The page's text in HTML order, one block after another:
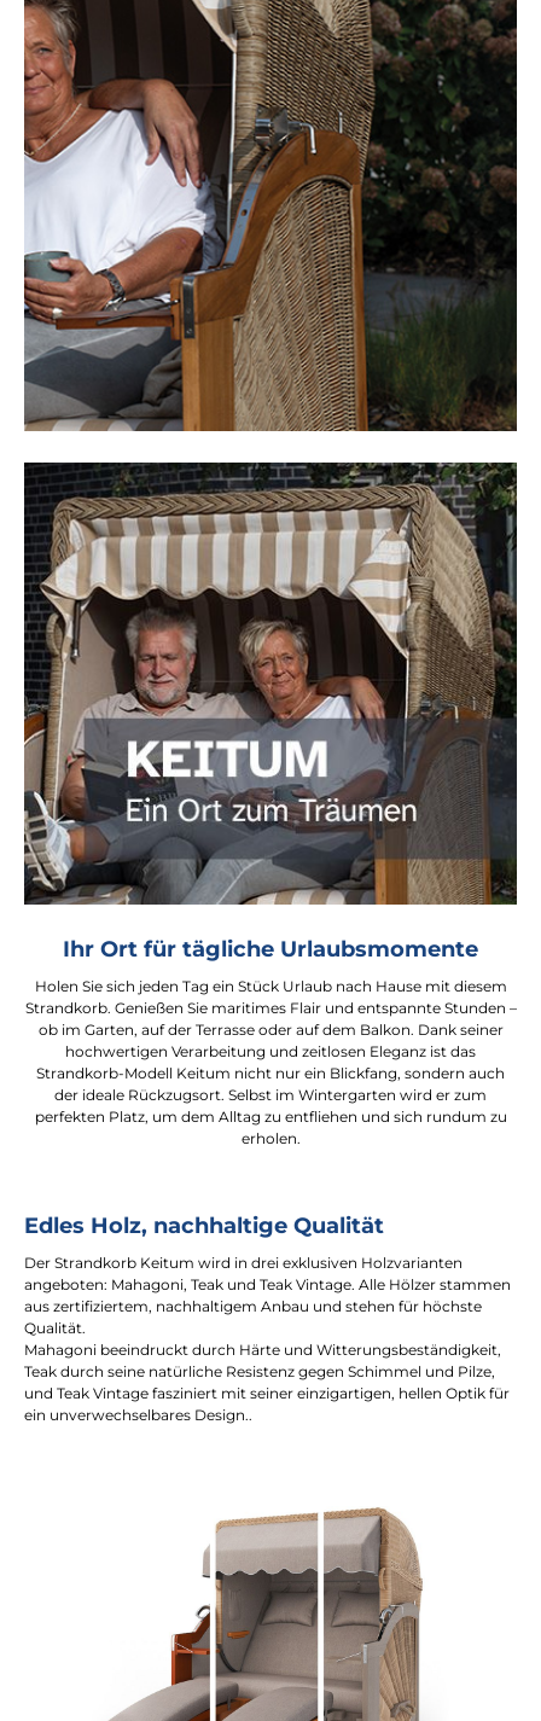
Ihr Ort für tägliche Urlaubsmomente
Holen Sie sich jeden Tag ein Stück Urlaub nach Hause mit diesem
Strandkorb. Genießen Sie maritimes Flair und entspannte Stunden –
ob im Garten, auf der Terrasse oder auf dem Balkon. Dank seiner
hochwertigen Verarbeitung und zeitlosen Eleganz ist das
Strandkorb-Modell Keitum nicht nur ein Blickfang, sondern auch
der ideale Rückzugsort. Selbst im Wintergarten wird er zum
perfekten Platz, um dem Alltag zu entfliehen und sich rundum zu
erholen.
Edles Holz, nachhaltige Qualität
Der Strandkorb Keitum wird in drei exklusiven Holzvarianten
angeboten: Mahagoni, Teak und Teak Vintage. Alle Hölzer stammen
aus zertifiziertem, nachhaltigem Anbau und stehen für höchste
Qualität.
Mahagoni beeindruckt durch Härte und Witterungsbeständigkeit,
Teak durch seine natürliche Resistenz gegen Schimmel und Pilze,
und Teak Vintage fasziniert mit seiner einzigartigen, hellen Optik für
ein unverwechselbares Design..